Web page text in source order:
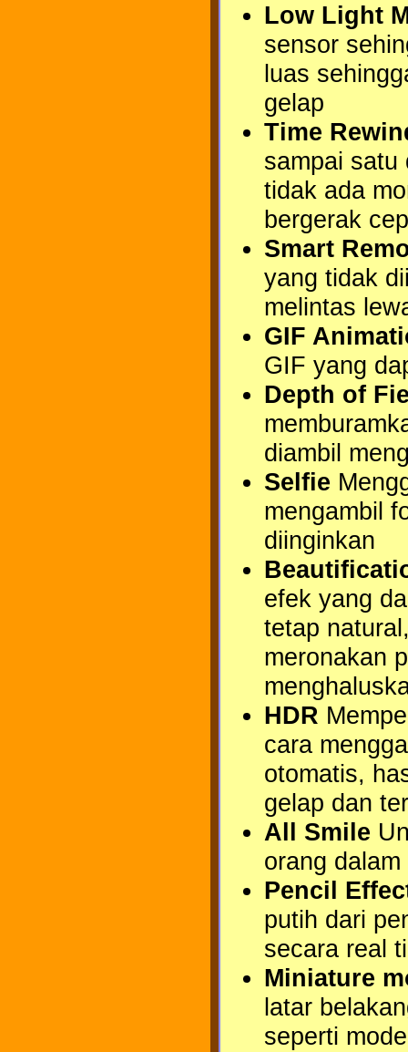
Low Light
sensor
luas
gelap
Time
sampai satu
tidak ada
bergerak
Smart
yang tidak
melintas
GIF
GIF yang
Depth of
diambil
Selfie
mengambil
diinginkan
efek yang
tetap
meronakan
HDR
cara
otomatis,
gelap dan
All Smile
orang
Pencil
putih dari
secara real
Miniature
latar
seperti